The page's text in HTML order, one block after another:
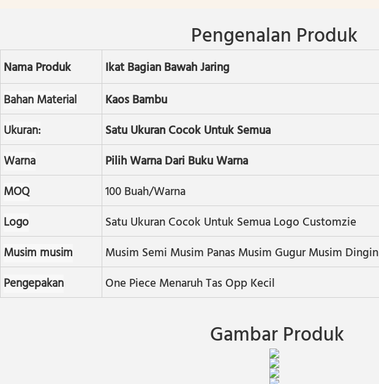
Pengenalan Produk
Nama Produk
Ikat Bagian Bawah Jaring
Bahan Material
Kaos Bambu
Ukuran:
Satu Ukuran Cocok Untuk Semua
Warna
Pilih Warna Dari Buku Warna
MOQ
100 Buah/warna
Logo
Satu Ukuran Cocok Untuk Semua Logo Customzie
Musim musim
Musim Semi Musim Panas Musim Gugur Musim Dingin
Pengepakan
One Piece Menaruh Tas Opp Kecil
Gambar Produk